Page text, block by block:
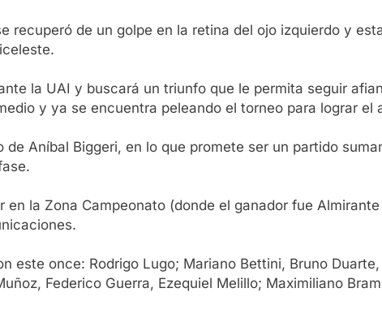
recuperó de un golpe en la retina del ojo izquierdo y
la UAI y buscará un triunfo que le permita seguir
y ya se encuentra peleando el torneo para lograr el
Aníbal Biggeri, en lo que promete ser un partido
la Zona Campeonato (donde el ganador fue
este once: Rodrigo Lugo; Mariano Bettini, Bruno
Federico Guerra, Ezequiel Melillo; Maximiliano